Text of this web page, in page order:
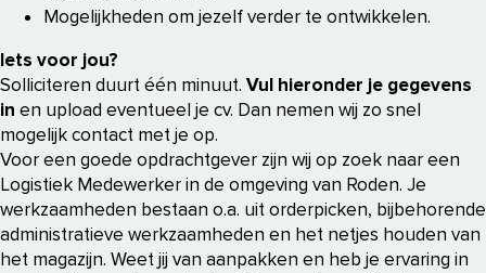
Mogelijkheden om jezelf verder te ontwikkelen.
Iets voor jou?
Solliciteren duurt één minuut. Vul hieronder je gegevens
in en upload eventueel je cv. Dan nemen wij zo snel
mogelijk contact met je op.
Voor een goede opdrachtgever zijn wij op zoek naar een
Logistiek Medewerker in de omgeving van Roden. Je
werkzaamheden bestaan o.a. uit orderpicken, bijbehorende
administratieve werkzaamheden en het netjes houden van
het magazijn. Weet jij van aanpakken en heb je ervaring in